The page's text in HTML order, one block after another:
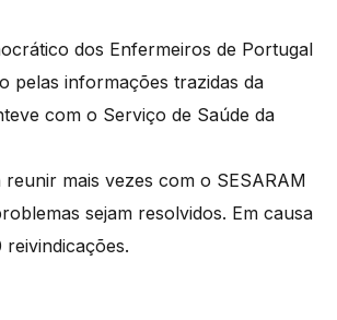
dos Enfermeiros de Portugal
pelas informações trazidas da
com o Serviço de Saúde da
reunir mais vezes com o SESARAM
sejam resolvidos. Em causa
reivindicações.